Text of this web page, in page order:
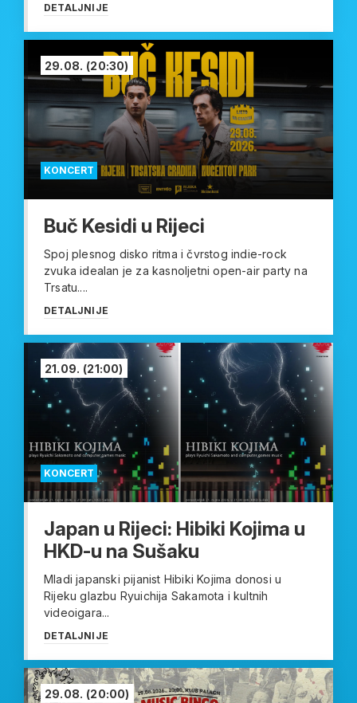
DETALJNIJE
KONCERT
29.08. (20:30)
Buč Kesidi u Rijeci
Spoj plesnog disko ritma i čvrstog indie-rock
zvuka idealan je za kasnoljetni open-air party na
Trsatu....
DETALJNIJE
KONCERT
21.09. (21:00)
Japan u Rijeci: Hibiki Kojima u
HKD-u na Sušaku
Mladi japanski pijanist Hibiki Kojima donosi u
Rijeku glazbu Ryuichija Sakamota i kultnih
videoigara...
DETALJNIJE
29.08. (20:00)